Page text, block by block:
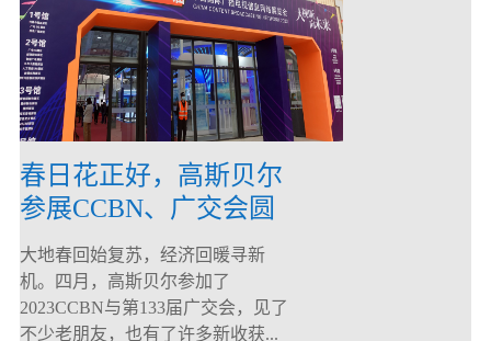
春日花正好，高斯贝尔
参展CCBN、广交会圆
满落幕！
大地春回始复苏，经济回暖寻新
机。四月，高斯贝尔参加了
2023CCBN与第133届广交会，见了
不少老朋友，也有了许多新收获...